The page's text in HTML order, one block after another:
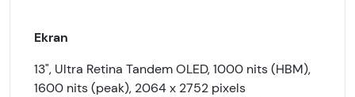
Ekran
13", Ultra Retina Tandem OLED, 1000 nits (HBM),
1600 nits (peak), 2064 x 2752 pixels